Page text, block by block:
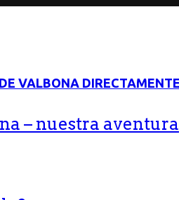
– nuestra aventura